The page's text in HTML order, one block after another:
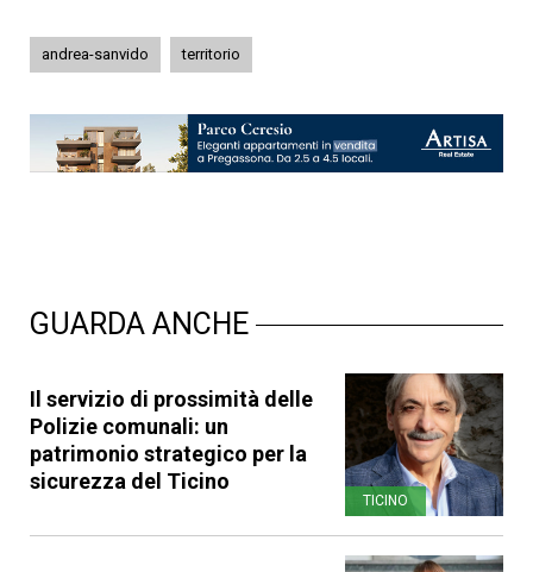
andrea-sanvido territorio
GUARDA ANCHE
Il servizio di prossimità delle
Polizie comunali: un
patrimonio strategico per la
sicurezza del Ticino
TICINO